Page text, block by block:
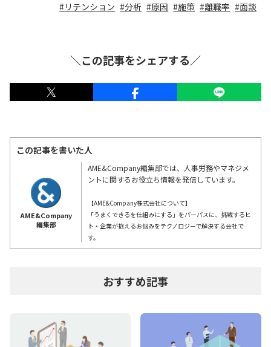
リテンション 分析 原因 施策 離職率 面談
＼この記事をシェアする／
この記事を書いた人
AME&Company
編集部
AME&Company編集部では、人事労務やマネジメ
ントに関するお役立ち情報を発信しています。
【AME&Company株式会社について】
「うまくできるを仕組みにする」をパーパスに、挑戦するヒ
ト・企業が抱えるお悩みをテクノロジーで解決する会社で
す。
おすすめ記事